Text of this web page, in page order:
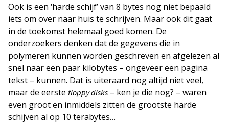
Ook is een ‘harde schijf’ van 8 bytes nog niet bepaald
iets om over naar huis te schrijven. Maar ook dit gaat
in de toekomst helemaal goed komen. De
onderzoekers denken dat de gegevens die in
polymeren kunnen worden geschreven en afgelezen al
snel naar een paar kilobytes – ongeveer een pagina
tekst – kunnen. Dat is uiteraard nog altijd niet veel,
maar de eerste floppy disks – ken je die nog? – waren
even groot en inmiddels zitten de grootste harde
schijven al op 10 terabytes…